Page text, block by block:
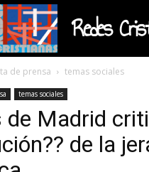
Redes
de prensa temas sociales
temas sociales
de Madrid
de la